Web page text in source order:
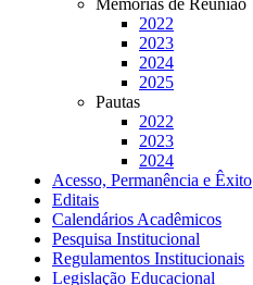
Memórias de Reunião
2022
2023
2024
2025
Pautas
2022
2023
2024
Acesso, Permanência e Êxito
Editais
Calendários Acadêmicos
Pesquisa Institucional
Regulamentos Institucionais
Legislação Educacional